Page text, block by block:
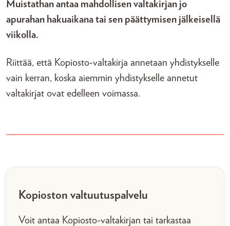
Muistathan antaa mahdollisen valtakirjan jo
apurahan hakuaikana tai sen päättymisen jälkeisellä
viikolla.
Riittää, että Kopiosto-valtakirja annetaan yhdistykselle
vain kerran, koska aiemmin yhdistykselle annetut
valtakirjat ovat edelleen voimassa.
Kopioston valtuutuspalvelu
Voit antaa Kopiosto-valtakirjan tai tarkastaa